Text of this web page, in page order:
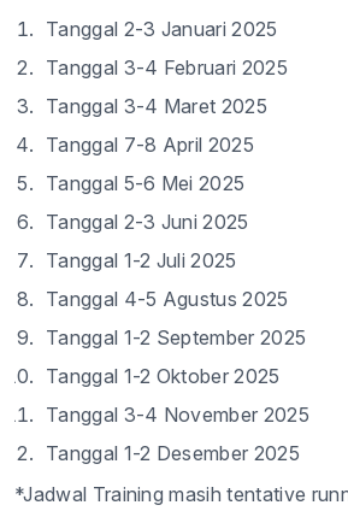
Tanggal 2-3 Januari 2025
Tanggal 3-4 Februari 2025
Tanggal 3-4 Maret 2025
Tanggal 7-8 April 2025
Tanggal 5-6 Mei 2025
Tanggal 2-3 Juni 2025
Tanggal 1-2 Juli 2025
Tanggal 4-5 Agustus 2025
Tanggal 1-2 September 2025
Tanggal 1-2 Oktober 2025
Tanggal 3-4 November 2025
Tanggal 1-2 Desember 2025
*Jadwal Training masih tentative